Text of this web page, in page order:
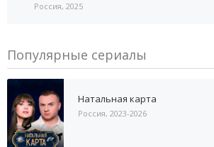
Россия, 2025
Популярные сериалы
Натальная карта
Россия, 2023-2026